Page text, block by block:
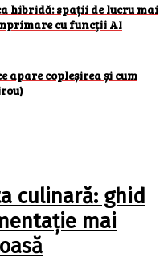
hibridă: spații de lucru mai
cu funcții AI
apare copleșirea și cum
culinară: ghid
mai